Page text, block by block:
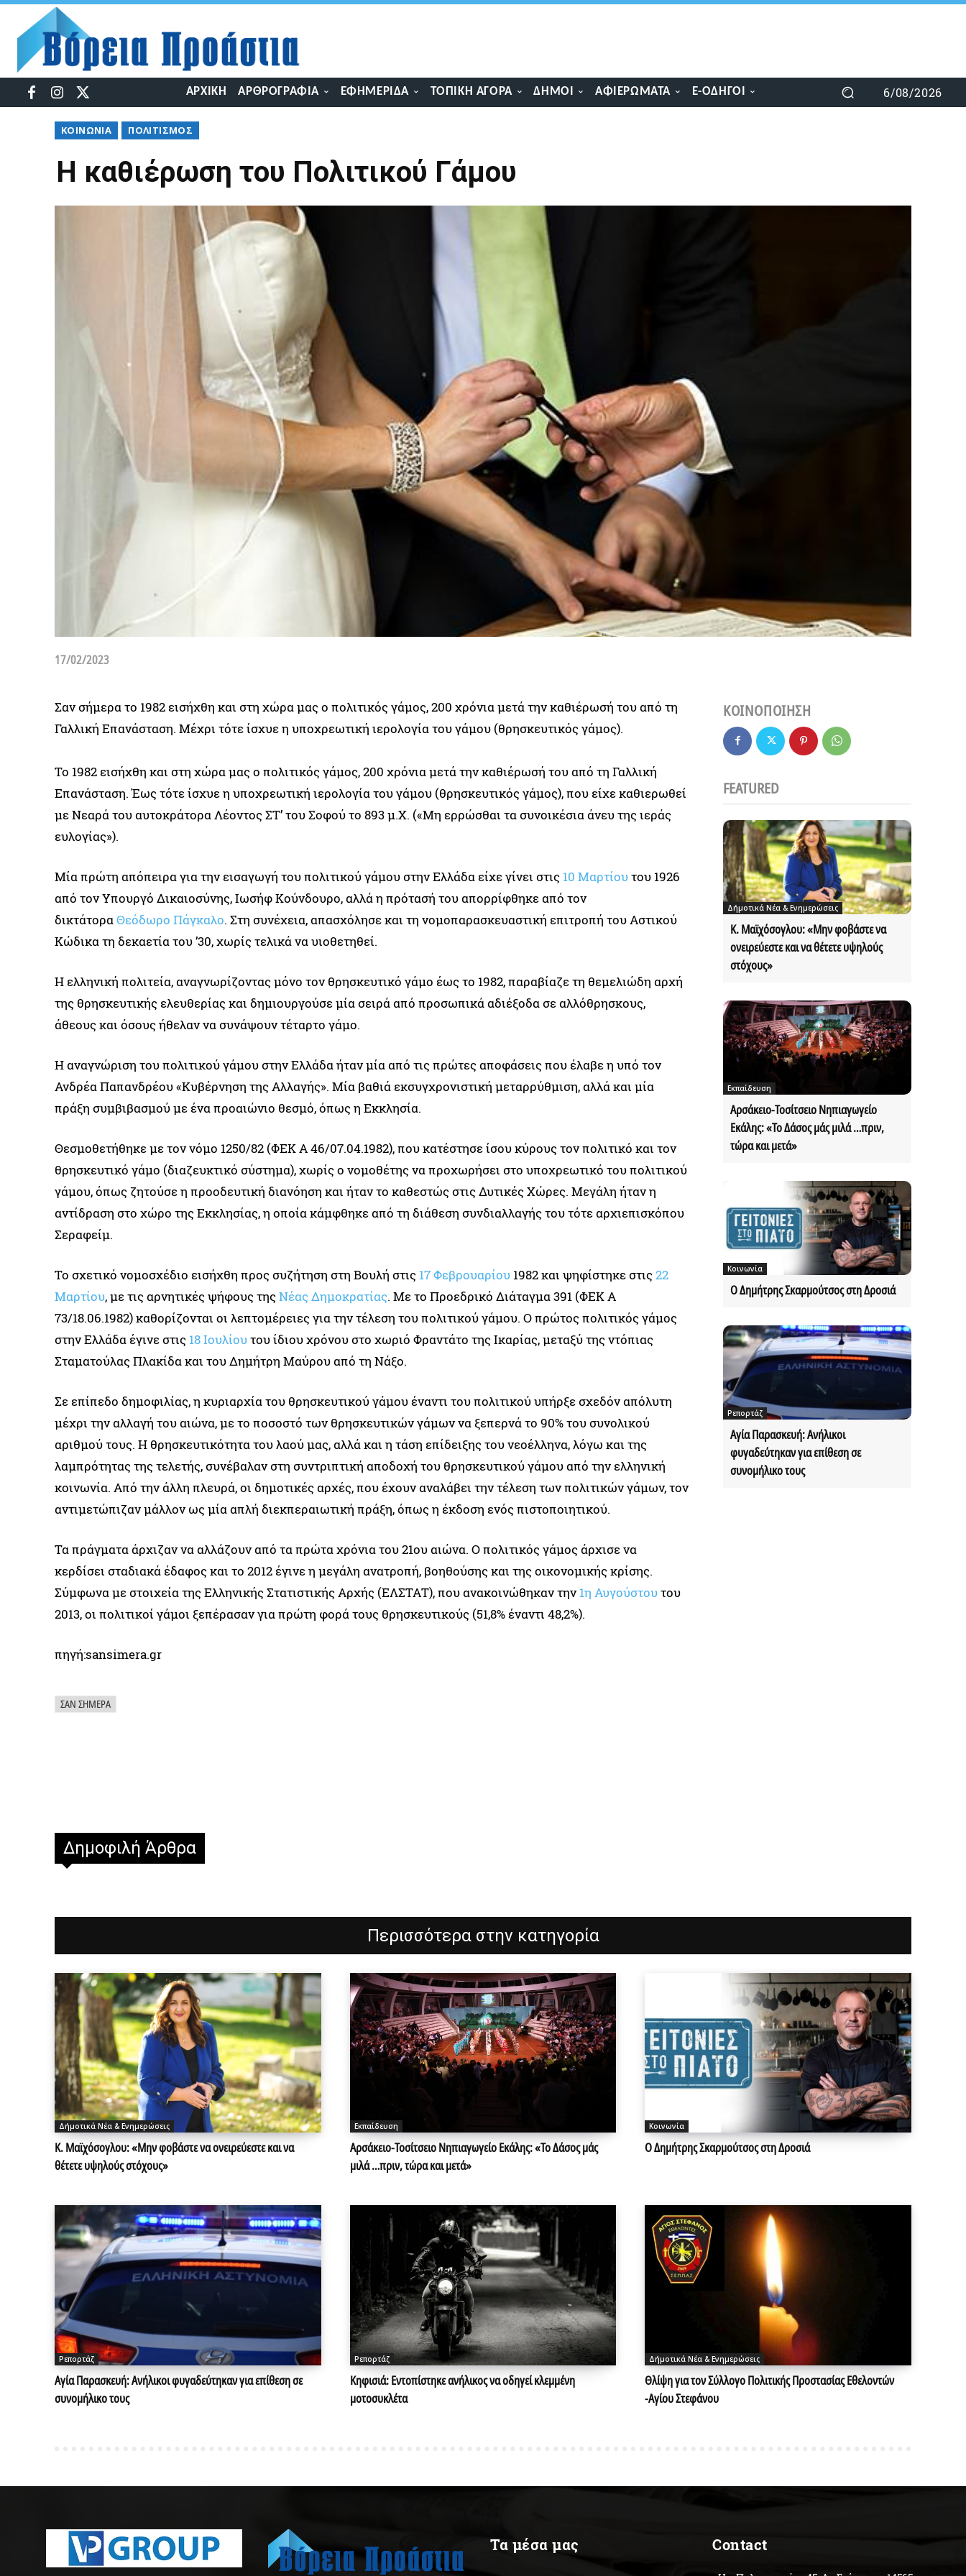
ΑΡΧΙΚΉ ΑΡΘΡΟΓΡΑΦΊΑ ΕΦΗΜΕΡΊΔΑ ΤΟΠΙΚΉ ΑΓΟΡΆ ΔΉΜΟΙ ΑΦΙΕΡΏΜΑΤΑ E-ΟΔΗΓΟΊ 6/08/2026
ΚΟΙΝΩΝΊΑ ΠΟΛΙΤΙΣΜΌΣ
Η καθιέρωση του Πολιτικού Γάμου
17/02/2023
Σαν σήμερα τo 1982 εισήχθη και στη χώρα μας ο πολιτικός γάμος, 200 χρόνια μετά την καθιέρωσή του από τη
Γαλλική Επανάσταση. Μέχρι τότε ίσχυε η υποχρεωτική ιερολογία του γάμου (θρησκευτικός γάμος).
To 1982 εισήχθη και στη χώρα μας ο πολιτικός γάμος, 200 χρόνια μετά την καθιέρωσή του από τη Γαλλική
Επανάσταση. Έως τότε ίσχυε η υποχρεωτική ιερολογία του γάμου (θρησκευτικός γάμος), που είχε καθιερωθεί
με Νεαρά του αυτοκράτορα Λέοντος ΣΤ’ του Σοφού το 893 μ.Χ. («Μη ερρώσθαι τα συνοικέσια άνευ της ιεράς
ευλογίας»).
Μία πρώτη απόπειρα για την εισαγωγή του πολιτικού γάμου στην Ελλάδα είχε γίνει στις 10 Μαρτίουτου 1926
από τον Υπουργό Δικαιοσύνης, Ιωσήφ Κούνδουρο, αλλά η πρότασή του απορρίφθηκε από τον
δικτάτοραΘεόδωρο Πάγκαλο. Στη συνέχεια, απασχόλησε και τη νομοπαρασκευαστική επιτροπή του Αστικού
Κώδικα τη δεκαετία του ’30, χωρίς τελικά να υιοθετηθεί.
Η ελληνική πολιτεία, αναγνωρίζοντας μόνο τον θρησκευτικό γάμο έως το 1982, παραβίαζε τη θεμελιώδη αρχή
της θρησκευτικής ελευθερίας και δημιουργούσε μία σειρά από προσωπικά αδιέξοδα σε αλλόθρησκους,
άθεους και όσους ήθελαν να συνάψουν τέταρτο γάμο.
Η αναγνώριση του πολιτικού γάμου στην Ελλάδα ήταν μία από τις πρώτες αποφάσεις που έλαβε η υπό τον
Ανδρέα Παπανδρέου «Κυβέρνηση της Αλλαγής». Μία βαθιά εκσυγχρονιστική μεταρρύθμιση, αλλά και μία
πράξη συμβιβασμού με ένα προαιώνιο θεσμό, όπως η Εκκλησία.
Θεσμοθετήθηκε με τον νόμο 1250/82 (ΦΕΚ Α 46/07.04.1982), που κατέστησε ίσου κύρους τον πολιτικό και τον
θρησκευτικό γάμο (διαζευκτικό σύστημα), χωρίς ο νομοθέτης να προχωρήσει στο υποχρεωτικό του πολιτικού
γάμου, όπως ζητούσε η προοδευτική διανόηση και ήταν το καθεστώς στις Δυτικές Χώρες. Μεγάλη ήταν η
αντίδραση στο χώρο της Εκκλησίας, η οποία κάμφθηκε από τη διάθεση συνδιαλλαγής του τότε αρχιεπισκόπου
Σεραφείμ.
Το σχετικό νομοσχέδιο εισήχθη προς συζήτηση στη Βουλή στις 17 Φεβρουαρίου 1982 και ψηφίστηκε στις22
Μαρτίου, με τις αρνητικές ψήφους τηςΝέας Δημοκρατίας. Με το Προεδρικό Διάταγμα 391 (ΦΕΚ Α
73/18.06.1982) καθορίζονται οι λεπτομέρειες για την τέλεση του πολιτικού γάμου. Ο πρώτος πολιτικός γάμος
στην Ελλάδα έγινε στις 18 Ιουλίουτου ίδιου χρόνου στο χωριό Φραντάτο της Ικαρίας, μεταξύ της ντόπιας
Σταματούλας Πλακίδα και του Δημήτρη Μαύρου από τη Νάξο.
Σε επίπεδο δημοφιλίας, η κυριαρχία του θρησκευτικού γάμου έναντι του πολιτικού υπήρξε σχεδόν απόλυτη
μέχρι την αλλαγή του αιώνα, με το ποσοστό των θρησκευτικών γάμων να ξεπερνά το 90% του συνολικού
αριθμού τους. Η θρησκευτικότητα του λαού μας, αλλά και η τάση επίδειξης του νεοέλληνα, λόγω και της
λαμπρότητας της τελετής, συνέβαλαν στη συντριπτική αποδοχή του θρησκευτικού γάμου από την ελληνική
κοινωνία. Από την άλλη πλευρά, οι δημοτικές αρχές, που έχουν αναλάβει την τέλεση των πολιτικών γάμων, τον
αντιμετώπιζαν μάλλον ως μία απλή διεκπεραιωτική πράξη, όπως η έκδοση ενός πιστοποιητικού.
Τα πράγματα άρχιζαν να αλλάζουν από τα πρώτα χρόνια του 21ου αιώνα. Ο πολιτικός γάμος άρχισε να
κερδίσει σταδιακά έδαφος και το 2012 έγινε η μεγάλη ανατροπή, βοηθούσης και της οικονομικής κρίσης.
Σύμφωνα με στοιχεία της Ελληνικής Στατιστικής Αρχής (ΕΛΣΤΑΤ), που ανακοινώθηκαν την1η Αυγούστουτου
2013, οι πολιτικοί γάμοι ξεπέρασαν για πρώτη φορά τους θρησκευτικούς (51,8% έναντι 48,2%).
πηγή:sansimera.gr
ΣΑΝ ΣΉΜΕΡΑ
ΚΟΙΝΟΠΟΙΗΣΗ
FEATURED
Δήμοτικά Νέα & Ενημερώσεις
Κ. Μαϊχόσογλου: «Μην φοβάστε να
ονειρεύεστε και να θέτετε υψηλούς
στόχους»
Εκπαίδευση
Αρσάκειο-Τοσίτσειο Νηπιαγωγείο
Εκάλης: «Το Δάσος μάς μιλά …πριν,
τώρα και μετά»
Κοινωνία
Ο Δημήτρης Σκαρμούτσος στη Δροσιά
Ρεπορτάζ
Αγία Παρασκευή: Ανήλικοι
φυγαδεύτηκαν για επίθεση σε
συνομήλικο τους
Δημοφιλή Άρθρα
Περισσότερα στην κατηγορία
Δήμοτικά Νέα & Ενημερώσεις
Κ. Μαϊχόσογλου: «Μην φοβάστε να ονειρεύεστε και να
θέτετε υψηλούς στόχους»
Εκπαίδευση
Αρσάκειο-Τοσίτσειο Νηπιαγωγείο Εκάλης: «Το Δάσος μάς
μιλά …πριν, τώρα και μετά»
Κοινωνία
Ο Δημήτρης Σκαρμούτσος στη Δροσιά
Ρεπορτάζ
Αγία Παρασκευή: Ανήλικοι φυγαδεύτηκαν για επίθεση σε
συνομήλικο τους
Ρεπορτάζ
Κηφισιά: Εντοπίστηκε ανήλικος να οδηγεί κλεμμένη
μοτοσυκλέτα
Δήμοτικά Νέα & Ενημερώσεις
Θλίψη για τον Σύλλογο Πολιτικής Προστασίας Εθελοντών
-Αγίου Στεφάνου
Τα μέσα μας Contact